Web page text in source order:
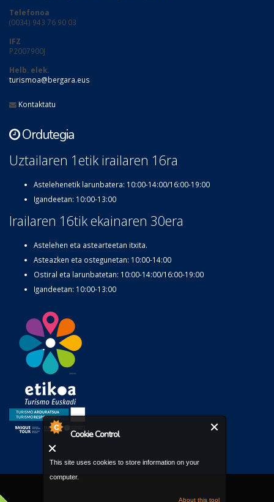
Cookie Control
This site uses cookies to store information on your
computer.
About this tool
Telefonoa
(0034) 943 76 90 03
IFZ
P2007900J
Helb. elek.
turismoa@bergara.eus
Kontaktatu
Ordutegia
Uztailaren 1etik irailaren 16ra
Astelehenetik larunbatera: 10:00-14:00/16:00-19:00
Igandeetan: 10:00-13:00
Irailaren 16tik ekainaren 30era
Astelehen eta astearteetan itxita.
Asteazken eta ostegunetan: 10:00-14:00
Ostiral eta larunbatetan: 10:00-14:00/16:00-19:00
Igandeetan: 10:00-13:00